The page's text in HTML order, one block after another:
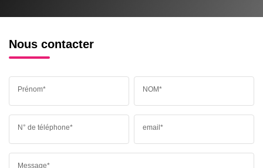
Nous contacter
Prénom* NOM*
N° de téléphone* email*
Message*